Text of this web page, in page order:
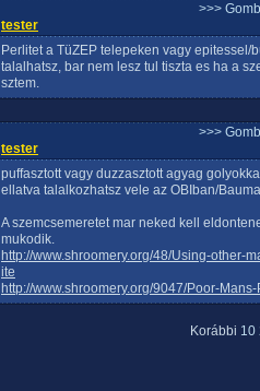
>>>
tester
Perlitet a TüZEP telepeken vagy
talalhatsz, bar nem lesz tul tiszta es ha a
sztem.
>>>
tester
puffasztott vagy duzzasztott agyag
ellatva talalkozhatsz vele az OBIban/
A szemcsemeretet mar neked kell
mukodik.
http://www.shroomery.org/48/Using-other-
ite
http://www.shroomery.org/9047/Poor-Mans-
Korábbi 10